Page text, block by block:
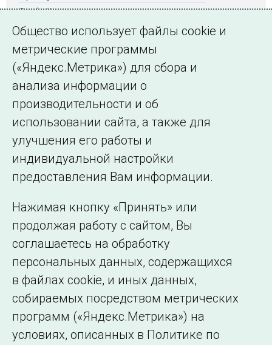
Забайкалье
← Все публикации
Подписаться на новости
©2005–2026 АО «СО ЕЭС»
Филиалы и
представительства
Сведения об
образовательной
организации
Общество использует файлы cookie и
метрические программы
(«Яндекс.Метрика») для сбора и
анализа информации о
производительности и об
использовании сайта, а также для
улучшения его работы и
индивидуальной настройки
предоставления Вам информации.
Нажимая кнопку «Принять» или
продолжая работу с сайтом, Вы
соглашаетесь на обработку
персональных данных, содержащихся
в файлах cookie, и иных данных,
собираемых посредством метрических
программ («Яндекс.Метрика») на
условиях, описанных в Политике по